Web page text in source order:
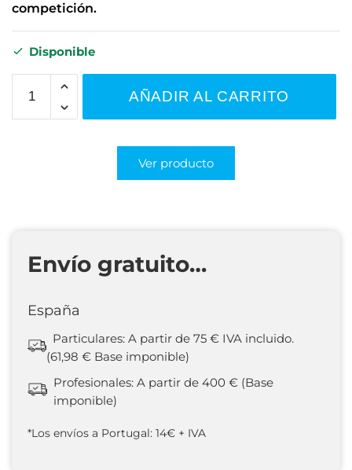
competición.
Disponible
AÑADIR AL CARRITO
Ver producto
Envío gratuito…
España
Particulares: A partir de 75 € IVA incluido.
(61,98 € Base imponible)
Profesionales: A partir de 400 € (Base
imponible)
*Los envíos a Portugal: 14€ + IVA